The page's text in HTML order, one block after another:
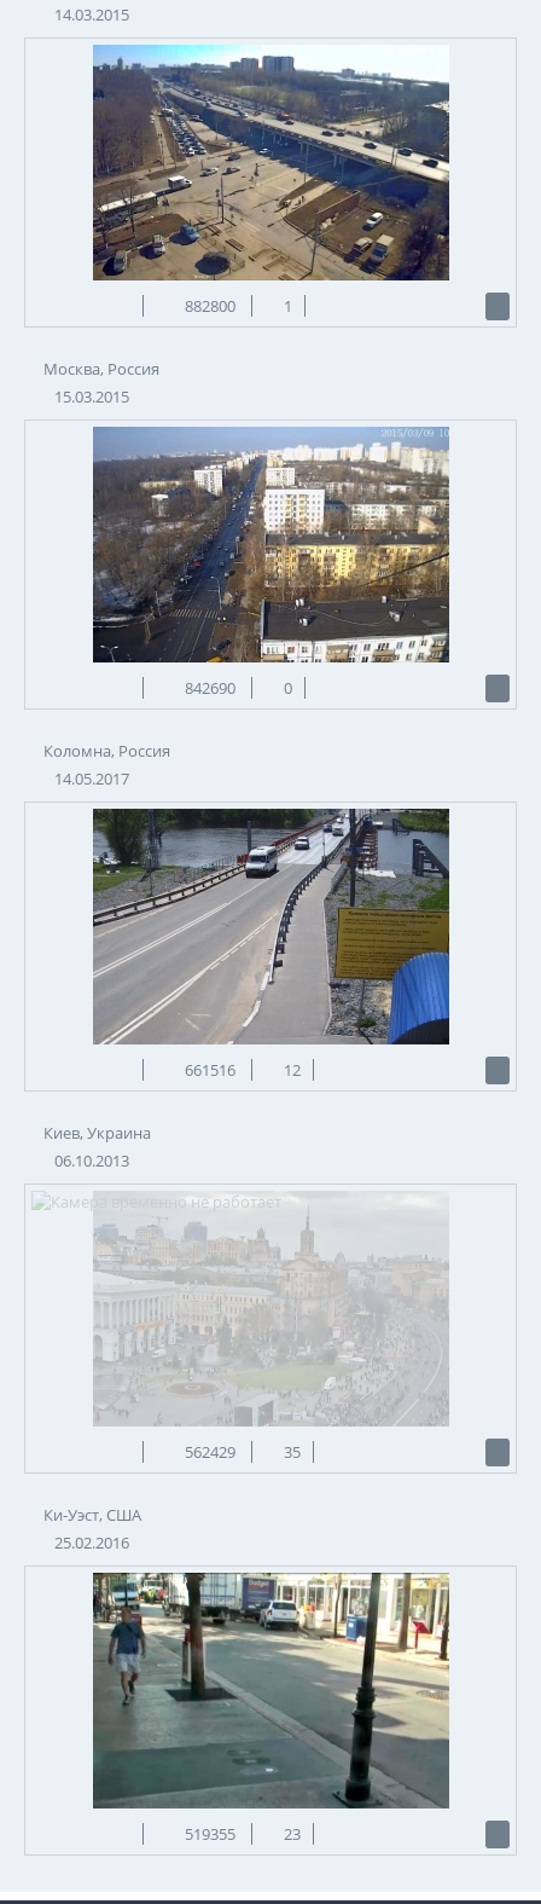
14.03.2015
882800 1
Москва, Россия
15.03.2015
842690 0
Коломна, Россия
14.05.2017
661516 12
Киев, Украина
06.10.2013
562429 35
Ки-Уэст, США
25.02.2016
519355 23